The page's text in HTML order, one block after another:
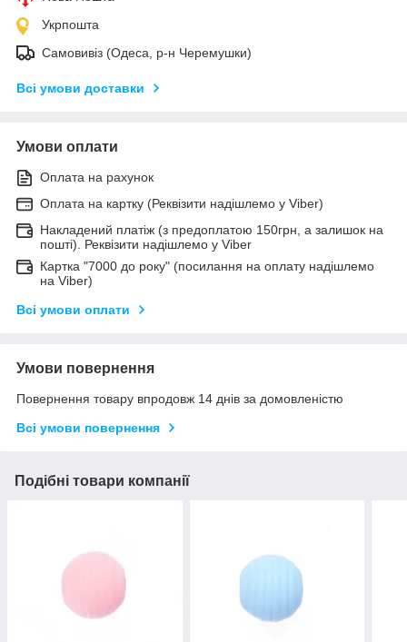
Укрпошта
Самовивіз (Одеса, р-н Черемушки)
Всі умови доставки
Умови оплати
Оплата на рахунок
Оплата на картку (Реквізити надішлемо у Viber)
Накладений платіж (з предоплатою 150грн, а залишок на
пошті). Реквізити надішлемо у Viber
Картка "7000 до року" (посилання на оплату надішлемо
на Viber)
Всі умови оплати
Умови повернення
Повернення товару впродовж 14 днів за домовленістю
Всі умови повернення
Подібні товари компанії